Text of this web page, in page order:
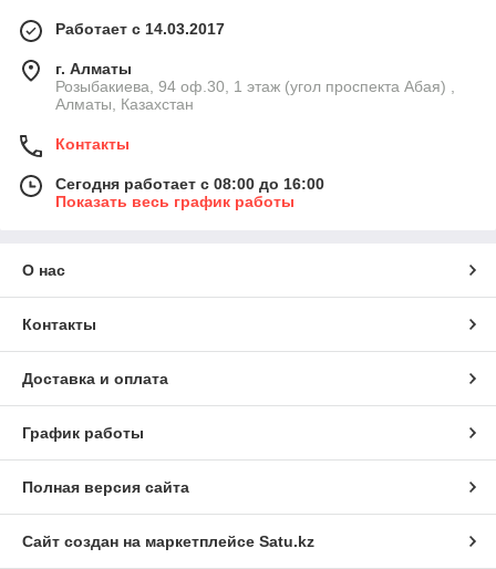
Работает с 14.03.2017
г. Алматы
Розыбакиева, 94 оф.30, 1 этаж (угол проспекта Абая) ,
Алматы, Казахстан
Контакты
Сегодня работает с 08:00 до 16:00
Показать весь график работы
О нас
Контакты
Доставка и оплата
График работы
Полная версия сайта
Сайт создан на маркетплейсе Satu.kz